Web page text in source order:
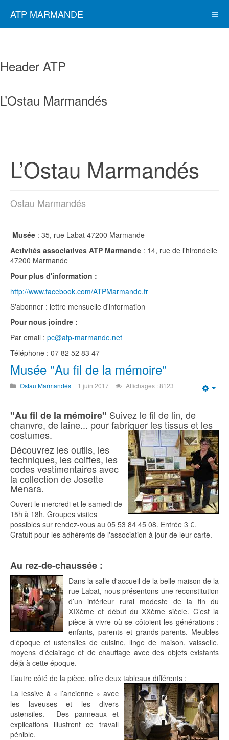
ATP MARMANDE
Header ATP
L’Ostau Marmandés
L’Ostau Marmandés
Ostau Marmandés
Musée : 35, rue Labat 47200 Marmande
Activités associatives ATP Marmande : 14, rue de l'hirondelle
47200 Marmande
Pour plus d'information :
http://www.facebook.com/ATPMarmande.fr
S'abonner : lettre mensuelle d'information
Pour nous joindre :
Par email : pc@atp-marmande.net
Téléphone : 07 82 52 83 47
Musée "Au fil de la mémoire"
Ostau Marmandés 1 juin 2017 Affichages : 8123
"Au fil de la mémoire" Suivez le fil de lin, de
chanvre, de laine... pour fabriquer les tissus et les
costumes.
Découvrez les outils, les
techniques, les coiffes, les
codes vestimentaires avec
la collection de Josette
Menara.
Ouvert le mercredi et le samedi de
15h à 18h. Groupes visites
possibles sur rendez-vous au 05 53 84 45 08. Entrée 3 €.
Gratuit pour les adhérents de l'association à jour de leur carte.
Au rez-de-chaussée :
Dans la salle d'accueil de la belle maison de la
rue Labat, nous présentons une reconstitution
d’un intérieur rural modeste de la fin du
XIXème et début du XXème siècle. C’est la
pièce à vivre où se côtoient les générations :
enfants, parents et grands-parents. Meubles
d’époque et ustensiles de cuisine, linge de maison, vaisselle,
moyens d’éclairage et de chauffage avec des objets existants
déjà à cette époque.
L’autre côté de la pièce, offre deux tableaux différents :
La lessive à « l’ancienne » avec
les laveuses et les divers
ustensiles. Des panneaux et
explications illustrent ce travail
pénible.